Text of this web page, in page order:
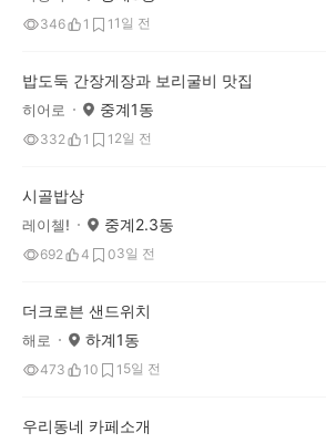
346 1 1 1일 전
밥도둑 간장게장과 보리굴비 맛집
히어로 중계1동
332 1 1 2일 전
시골밥상
레이첼! 중계2.3동
692 4 03일 전
더크로븐 샌드위치
해로 하계1동
473 10 1 5일 전
우리동네 카페소개